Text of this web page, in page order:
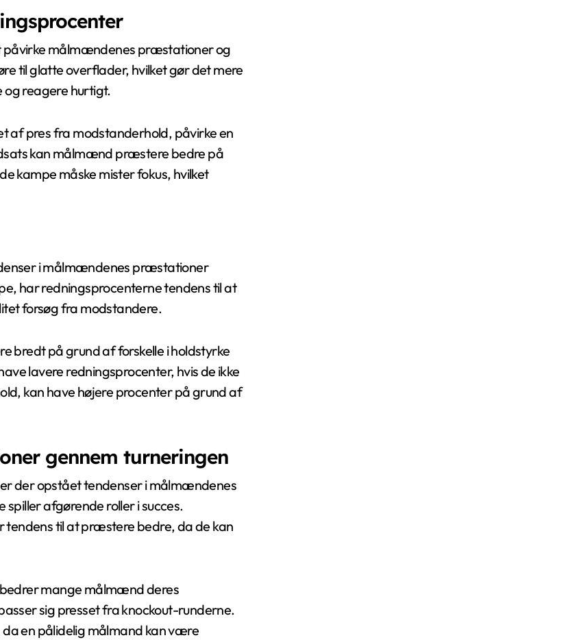
påvirke målmændenes præstationer og
til glatte overflader, hvilket gør det mere
reagere hurtigt.
af pres fra modstanderhold, påvirke en
kan målmænd præstere bedre på
kampe måske mister fokus, hvilket
i målmændenes præstationer
har redningsprocenterne tendens til at
forsøg fra modstandere.
bredt på grund af forskelle i holdstyrke
lavere redningsprocenter, hvis de ikke
kan have højere procenter på grund af
gennem turneringen
der opstået tendenser i målmændenes
afgørende roller i succes.
til at præstere bedre, da de kan
mange målmænd deres
sig presset fra knockout-runderne.
en pålidelig målmand kan være